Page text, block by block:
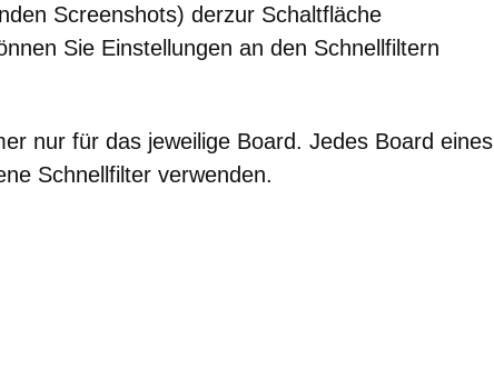
Screenshots) derzur Schaltfläche
Sie Einstellungen an den Schnellfiltern
nur für das jeweilige Board. Jedes Board eines
Schnellfilter verwenden.